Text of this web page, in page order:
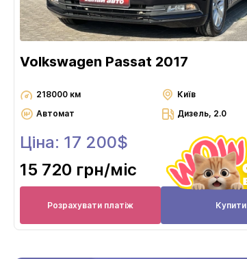
Volkswagen Passat 2017
218000 км
Київ
Автомат
Дизель, 2.0
Ціна: 17 200$
15 720 грн/міс
Розрахувати платіж Купити